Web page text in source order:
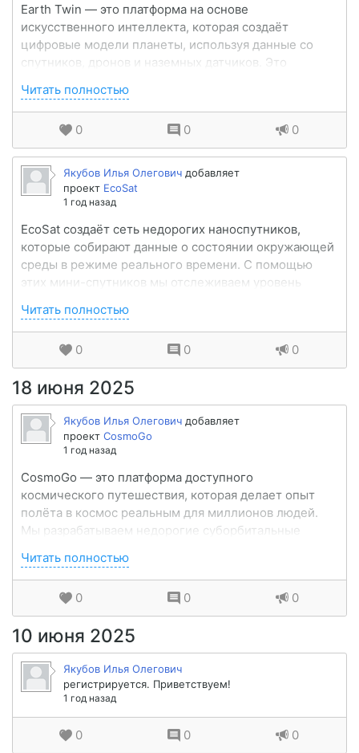
Earth Twin — это платформа на основе
искусственного интеллекта, которая создаёт
цифровые модели планеты, используя данные со
спутников, дронов и наземных датчиков. Это
изменения, готовиться к стихийным бедствиям и
оптимизировать ресурсы. Платформа применяетс...
Читать полностью
0 0 0
Якубов Илья Олегович добавляет
проект EcoSat
1 год назад
EcoSat создаёт сеть недорогих наноспутников,
которые собирают данные о состоянии окружающей
среды в режиме реального времени. С помощью
этих мини-спутников мы отслеживаем уровень
изменение климата и другие важные параметры.
Платформа предназначена для пр...
Читать полностью
0 0 0
18 июня 2025
Якубов Илья Олегович добавляет
проект CosmoGo
1 год назад
CosmoGo — это платформа доступного
космического путешествия, которая делает опыт
полёта в космос реальным для миллионов людей.
Мы разрабатываем недорогие суборбитальные
многоразовых ракет, а также предлагаем
виртуальный космический опыт через VR/AR д...
Читать полностью
0 0 0
10 июня 2025
Якубов Илья Олегович
регистрируется. Приветствуем!
1 год назад
0 0 0